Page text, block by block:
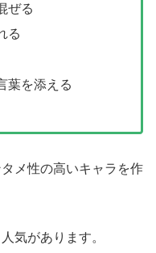
ぜる
る
葉を添える
メ性の高いキャラを作
気があります。